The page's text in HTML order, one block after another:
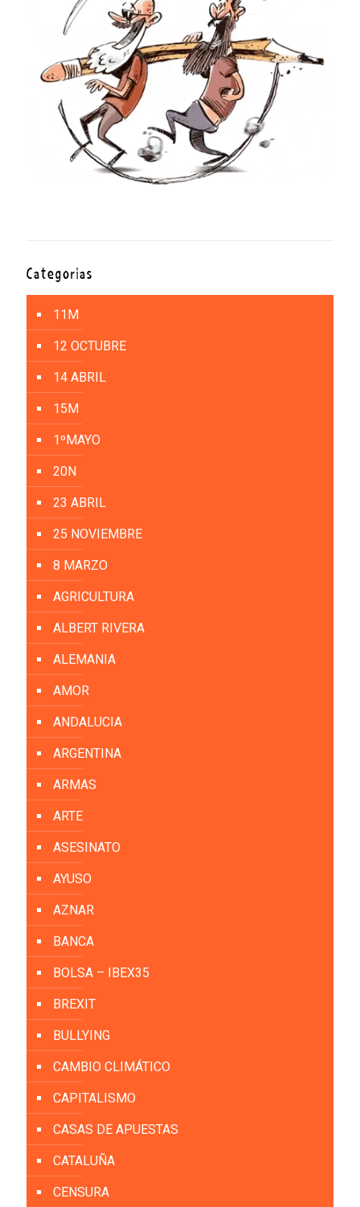
Categorías
11M
12 OCTUBRE
14 ABRIL
15M
1ºMAYO
20N
23 ABRIL
25 NOVIEMBRE
8 MARZO
AGRICULTURA
ALBERT RIVERA
ALEMANIA
AMOR
ANDALUCIA
ARGENTINA
ARMAS
ARTE
ASESINATO
AYUSO
AZNAR
BANCA
BOLSA – IBEX35
BREXIT
BULLYING
CAMBIO CLIMÁTICO
CAPITALISMO
CASAS DE APUESTAS
CATALUÑA
CENSURA